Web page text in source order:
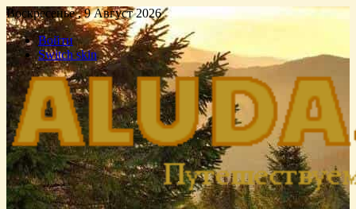
Воскресенье , 9 Август 2026
Войти
Switch skin